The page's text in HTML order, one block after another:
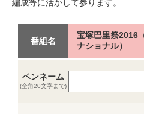
編成等に活かして参ります。
番組名
宝塚巴里祭2016
ナショナル）
ペンネーム
(全角20文字まで)